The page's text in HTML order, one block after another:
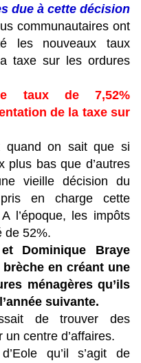
due à cette décision
communautaires ont
les nouveaux taux
taxe sur les ordures
le taux de 7,52%
de la taxe sur
quand on sait que si
plus bas que d’autres
vieille décision du
en charge cette
l’époque, les impôts
de 52%.
Dominique Braye
en créant une
ménagères qu’ils
suivante.
de trouver des
centre d’affaires.
qu’il s’agit de